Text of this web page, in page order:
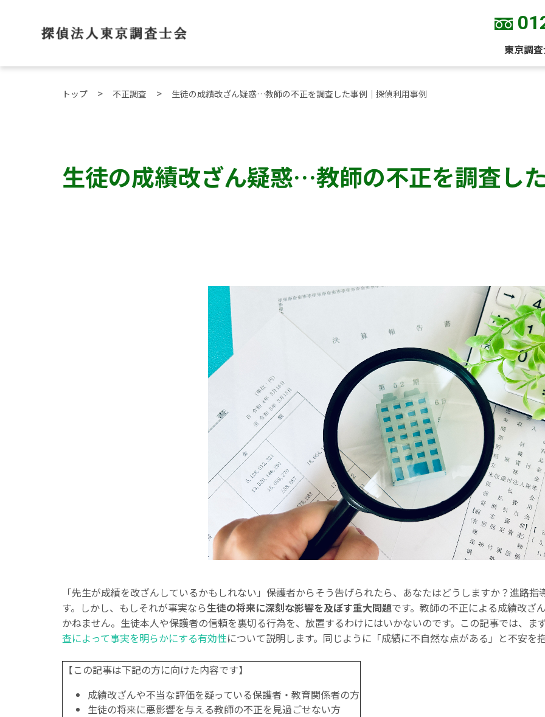
東京調
トップ 不正調査 生徒の成績改ざん疑惑…教師の不正を調査した事例｜探偵利用事例
生徒の成績改ざん疑惑…教師の不正を調査し
「先生が成績を改ざんしているかもしれない」――保護者からそう告げられたら、あなたはどうしますか？進路
す。しかし、もしそれが事実なら生徒の将来に深刻な影響を及ぼす重大問題です。教師の不正による成績改ざ
かねません。生徒本人や保護者の信頼を裏切る行為を、放置するわけにはいかないのです。この記事では、ま
査によって事実を明らかにする有効性について説明します。同じように「成績に不自然な点がある」と不安を
【この記事は下記の方に向けた内容です】
成績改ざんや不当な評価を疑っている保護者・教育関係者の方
生徒の将来に悪影響を与える教師の不正を見過ごせない方